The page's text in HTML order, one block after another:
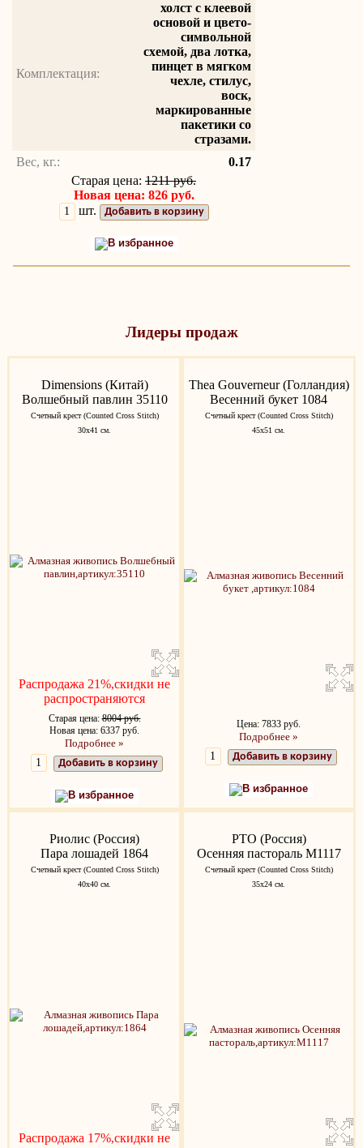
Комплектация:
холст с клеевой
основой и цвето-
символьной
схемой, два лотка,
пинцет в мягком
чехле, стилус,
воск,
маркированные
пакетики со
стразами.
Вес, кг.:
0.17
Старая цена: 1211 руб.
Новая цена: 826 руб.
шт.
Добавить в корзину
В избранное
Лидеры продаж
Dimensions (Китай)
Волшебный павлин 35110
Счетный крест (Counted Cross Stitch)
30x41 см.
Распродажа 21%,скидки не
распространяются
Старая цена:8004 руб.
Новая цена: 6337 руб.
Подробнее »
Добавить в корзину
В избранное
Thea Gouverneur (Голландия)
Весенний букет 1084
Счетный крест (Counted Cross Stitch)
45х51 см.
Цена: 7833 руб.
Подробнее »
Добавить в корзину
В избранное
Риолис (Россия)
Пара лошадей 1864
Счетный крест (Counted Cross Stitch)
40х40 см.
Распродажа 17%,скидки не
РТО (Россия)
Осенняя пастораль M1117
Счетный крест (Counted Cross Stitch)
35х24 см.